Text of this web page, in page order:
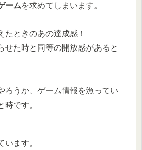
ームを求めてしまいます。
たときのあの達成感！
せた時と同等の開放感があると
ろうか、ゲーム情報を漁ってい
時です。
います。